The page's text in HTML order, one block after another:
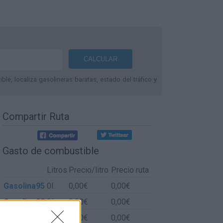
localiza gasolineras baratas, estado del tráfico y
Compartir Ruta
Gasto de combustible
Litros Precio/litro Precio ruta
Gasolina95 0l. 0,00€
0,00€
Gasolina98 0l. 0,00€
0,00€
0l. 0,00€ 0,00€